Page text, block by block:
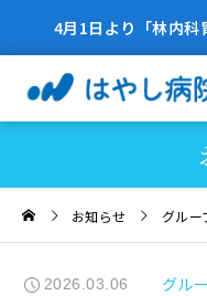
4月1日より「林内科
お知らせ グルー
2026.03.06 グル